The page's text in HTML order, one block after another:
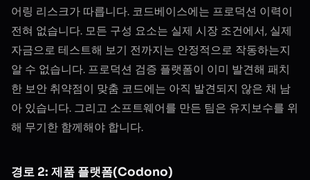
어링 리스크가 따릅니다. 코드베이스에는 프로덕션 이력이
전혀 없습니다. 모든 구성 요소는 실제 시장 조건에서, 실제
자금으로 테스트해 보기 전까지는 안정적으로 작동하는지
알 수 없습니다. 프로덕션 검증 플랫폼이 이미 발견해 패치
한 보안 취약점이 맞춤 코드에는 아직 발견되지 않은 채 남
아 있습니다. 그리고 소프트웨어를 만든 팀은 유지보수를 위
해 무기한 함께해야 합니다.
경로 2: 제품 플랫폼(Codono)